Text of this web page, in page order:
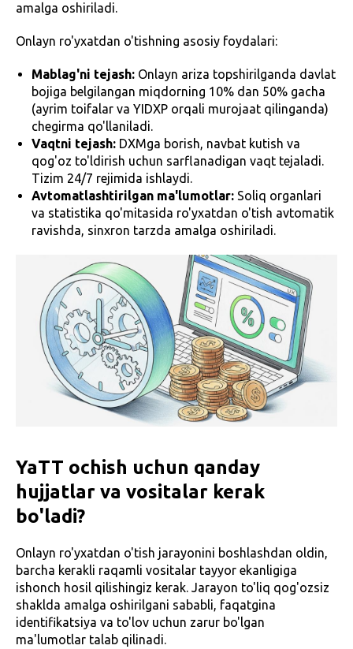
amalga oshiriladi.
Onlayn ro'yxatdan o'tishning asosiy foydalari:
Mablag'ni tejash: Onlayn ariza topshirilganda davlat
bojiga belgilangan miqdorning 10% dan 50% gacha
(ayrim toifalar va YIDXP orqali murojaat qilinganda)
chegirma qo'llaniladi.
Vaqtni tejash: DXMga borish, navbat kutish va
qog'oz to'ldirish uchun sarflanadigan vaqt tejaladi.
Tizim 24/7 rejimida ishlaydi.
Avtomatlashtirilgan ma'lumotlar: Soliq organlari
va statistika qo'mitasida ro'yxatdan o'tish avtomatik
ravishda, sinxron tarzda amalga oshiriladi.
YaTT ochish uchun qanday
hujjatlar va vositalar kerak
bo'ladi?
Onlayn ro'yxatdan o'tish jarayonini boshlashdan oldin,
barcha kerakli raqamli vositalar tayyor ekanligiga
ishonch hosil qilishingiz kerak. Jarayon to'liq qog'ozsiz
shaklda amalga oshirilgani sababli, faqatgina
identifikatsiya va to'lov uchun zarur bo'lgan
ma'lumotlar talab qilinadi.